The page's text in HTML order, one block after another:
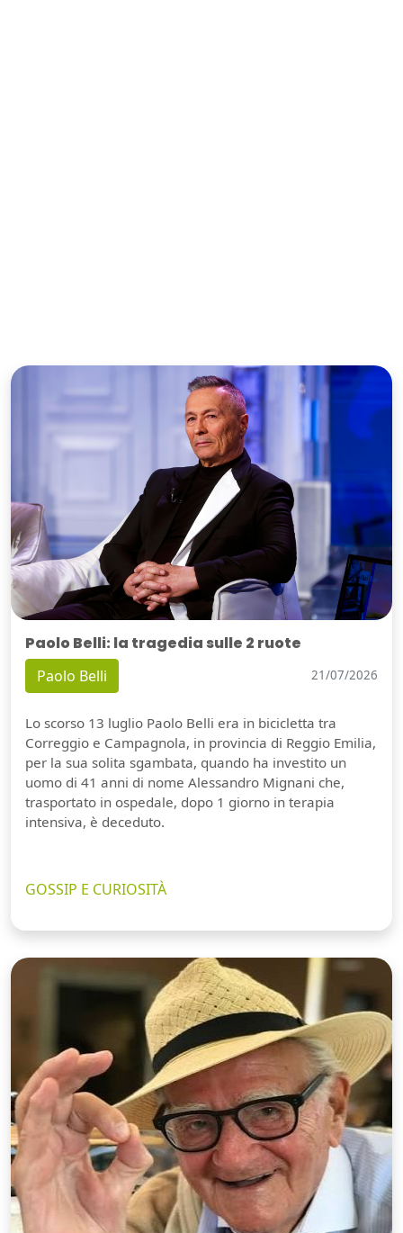
Paolo Belli: la tragedia sulle 2 ruote
Paolo Belli 21/07/2026
Lo scorso 13 luglio Paolo Belli era in bicicletta tra
Correggio e Campagnola, in provincia di Reggio Emilia,
per la sua solita sgambata, quando ha investito un
uomo di 41 anni di nome Alessandro Mignani che,
trasportato in ospedale, dopo 1 giorno in terapia
intensiva, è deceduto.
GOSSIP E CURIOSITÀ